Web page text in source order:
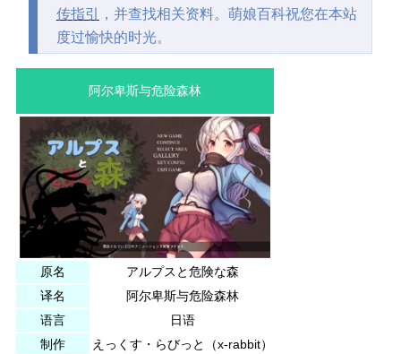
传指引
，并查找相关资料。萌娘百科祝您在本站
度过愉快的时光。
阿尔卑斯与危险森林
原名
アルプスと危険な森
译名
阿尔卑斯与危险森林
语言
日语
制作
えっくす・らびっと
（x-rabbit）